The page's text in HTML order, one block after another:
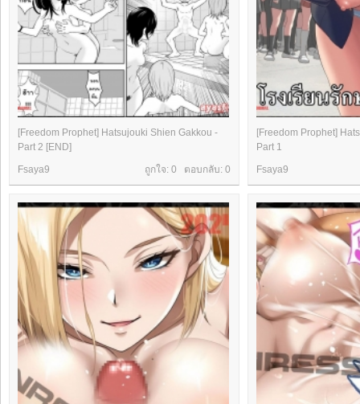
[Freedom Prophet] Hatsujouki Shien Gakkou -
Part 2 [END]
ถูกใจ: 0 ตอบกลับ: 0
Fsaya9
[Freedom Prophet]
Part 1
Fsaya9